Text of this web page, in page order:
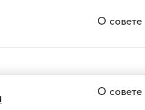
О совете
О совете